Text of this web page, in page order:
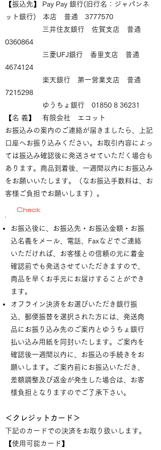
【振込先】 Pay Pay 銀行(旧行名：ジャパンネ
ット銀行) 本店 普通 3777570
三井住友銀行 佐賀支店 普通
0360864
三菱UFJ銀行 香里支店 普通
4674124
楽天銀行 第一営業支店 普通
7215298
ゆうちょ銀行 01850 8 36231
【名 義】 有限会社 エコット
お振込みの案内のご連絡が届きましたら、上記
口座へお振り込みください。お取引内容によっ
ては振込み確認後に発送させていただく場合も
あります。商品到着後、一週間以内にお振込み
をお願いいたします。（なお振込手数料は、お
客様ご負担でお願いします）。
Check
お振込後に、お振込先・お振込金額・お振
込名義をメール、電話、Faxなどでご連絡
いただければ、お客様との信頼の元に着金
確認前でも発送させていただきますので、
商品を早くお手元にお届けすることができ
ます。
オフライン決済をお選びいただき銀行振
込、郵便振替を選択された方には、発送商
品にお振り込み先のご案内とゆうちょ銀行
払い込み用紙を同封いたします。ご案内を
確認後一週間以内に、お振込の手続きをお
願いします。ご案内前にお振込いただき、
差額調整及び返金が発生した場合は、お客
様負担となりますのでご了承下さい。
＜クレジットカード＞
下記のカードでの決済をお取り扱いします。
【使用可能カード】